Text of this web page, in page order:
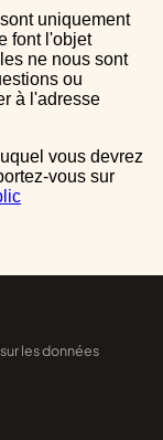
font l'objet
ne nous sont
ou
à l'adresse
vous sur